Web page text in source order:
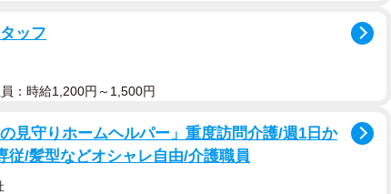
ンターはなく、志賀町からも「なんとか再建してほしい」
直しにも長期間かかることがわかっていました。
ッフ
：時給1,200円～1,500円
見守りホームヘルパー」重度訪問介護/週1日か
従/髪型などオシャレ自由/介護職員